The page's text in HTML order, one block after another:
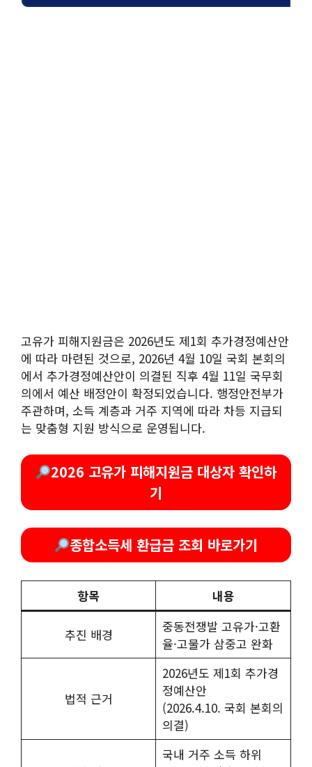
고유가 피해지원금은 2026년도 제1회 추가경정예산안
에 따라 마련된 것으로, 2026년 4월 10일 국회 본회의
에서 추가경정예산안이 의결된 직후 4월 11일 국무회
의에서 예산 배정안이 확정되었습니다. 행정안전부가
주관하며, 소득 계층과 거주 지역에 따라 차등 지급되
는 맞춤형 지원 방식으로 운영됩니다.
2026 고유가 피해지원금 대상자 확인하
기
종합소득세 환급금 조회 바로가기
항목 내용
추진 배경
중동전쟁발 고유가·고환
율·고물가 삼중고 완화
법적 근거
2026년도 제1회 추가경
정예산안
(2026.4.10. 국회 본회의
의결)
국내 거주 소득 하위